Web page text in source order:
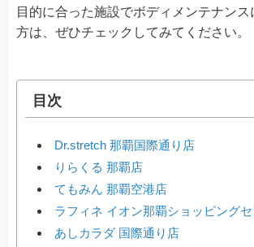
目的に合った施設でボディメンテナン
方は、ぜひチェックしてみてください。
目次
Dr.stretch 那覇国際通り店
りらくる 那覇店
てもみん 那覇空港店
ラフィネ イオン那覇ショッピング
あしカラダ 国際通り店